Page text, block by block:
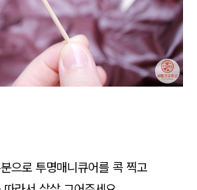
으로 투명매니큐어를 콕 찍고